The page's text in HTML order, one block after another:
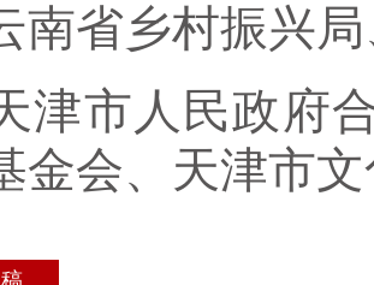
南省乡村振兴
津市人民政府
金会、天津市